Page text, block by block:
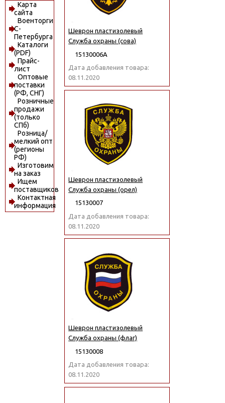
Карта
сайта
Военторги
С-
Петербурга
Каталоги
(PDF)
Прайс-
лист
Оптовые
поставки
(РФ, СНГ)
Розничные
продажи
(только
СПб)
Розница/
мелкий опт
(регионы
РФ)
Изготовим
на заказ
Ищем
поставщиков
Контактная
информация
Шеврон пластизолевый
Служба охраны (сова)
15130006А
Дата добавления товара:
08.11.2020
Шеврон пластизолевый
Служба охраны (орел)
15130007
Дата добавления товара:
08.11.2020
Шеврон пластизолевый
Служба охраны (флаг)
15130008
Дата добавления товара:
08.11.2020